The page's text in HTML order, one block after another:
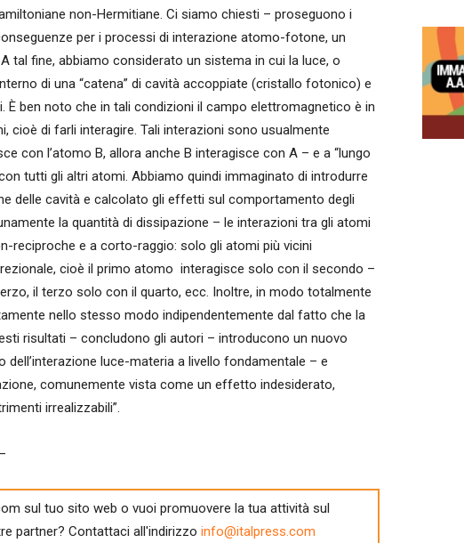
non-Hermitiane. Ci siamo chiesti – proseguono i
per i processi di interazione atomo-fotone, un
tal fine, abbiamo considerato un sistema in cui la luce, o
di una “catena” di cavità accoppiate (cristallo fotonico) e
ben noto che in tali condizioni il campo elettromagnetico è in
cioè di farli interagire. Tali interazioni sono usualmente
con l’atomo B, allora anche B interagisce con A – e a “lungo
tutti gli altri atomi. Abbiamo quindi immaginato di introdurre
delle cavità e calcolato gli effetti sul comportamento degli
la quantità di dissipazione – le interazioni tra gli atomi
reciproche e a corto-raggio: solo gli atomi più vicini
cioè il primo atomo interagisce solo con il secondo –
il terzo solo con il quarto, ecc. Inoltre, in modo totalmente
nello stesso modo indipendentemente dal fatto che la
risultati – concludono gli autori – introducono un nuovo
luce-materia a livello fondamentale – e
comunemente vista come un effetto indesiderato,
irrealizzabili”.
sul tuo sito web o vuoi promuovere la tua attività sul
partner? Contattaci all'indirizzo info@italpress.com